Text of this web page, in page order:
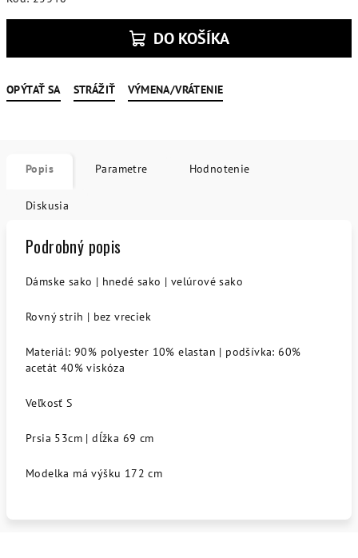
DO KOŠÍKA
OPÝTAŤ SA STRÁŽIŤ VÝMENA/VRÁTENIE
Popis Parametre Hodnotenie
Diskusia
Podrobný popis
Dámske sako | hnedé sako | velúrové sako
Rovný strih | bez vreciek
Materiál: 90% polyester 10% elastan | podšívka: 60%
acetát 40% viskóza
Veľkosť S
Prsia 53cm | dĺžka 69 cm
Modelka má výšku 172 cm